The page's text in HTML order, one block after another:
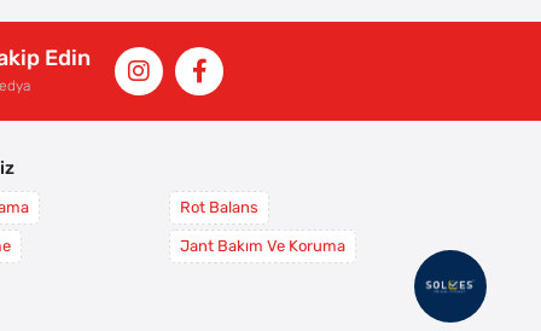
Edin
Rot Balans
Jant Bakım Ve Koruma